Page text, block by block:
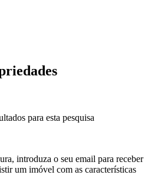
para esta pesquisa
introduza o seu email para receber
um imóvel com as características